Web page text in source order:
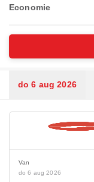
Economie
do 6 aug 2026
Van
do 6 aug 2026